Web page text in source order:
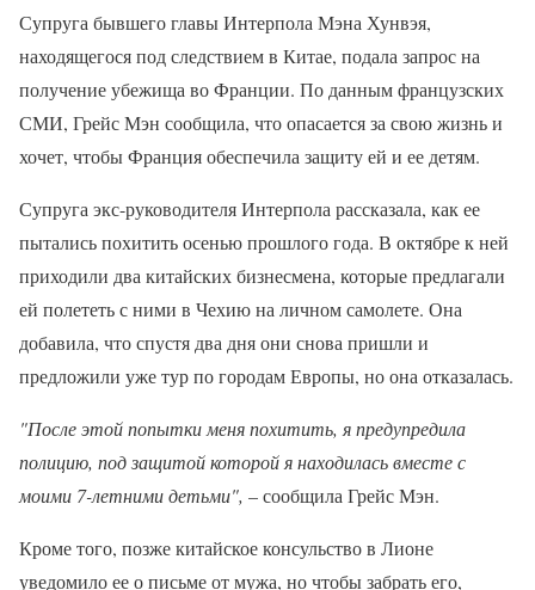
Супруга бывшего главы Интерпола Мэна Хунвэя,
находящегося под следствием в Китае, подала запрос на
получение убежища во Франции. По данным французских
СМИ, Грейс Мэн сообщила, что опасается за свою жизнь и
хочет, чтобы Франция обеспечила защиту ей и ее детям.
Супруга экс-руководителя Интерпола рассказала, как ее
пытались похитить осенью прошлого года. В октябре к ней
приходили два китайских бизнесмена, которые предлагали
ей полететь с ними в Чехию на личном самолете. Она
добавила, что спустя два дня они снова пришли и
предложили уже тур по городам Европы, но она отказалась.
"После этой попытки меня похитить, я предупредила
полицию, под защитой которой я находилась вместе с
моими 7-летними детьми", – сообщила Грейс Мэн.
Кроме того, позже китайское консульство в Лионе
уведомило ее о письме от мужа, но чтобы забрать его,